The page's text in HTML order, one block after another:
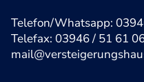
Telefon/Whatsapp:
Telefax: 03946 / 51 61